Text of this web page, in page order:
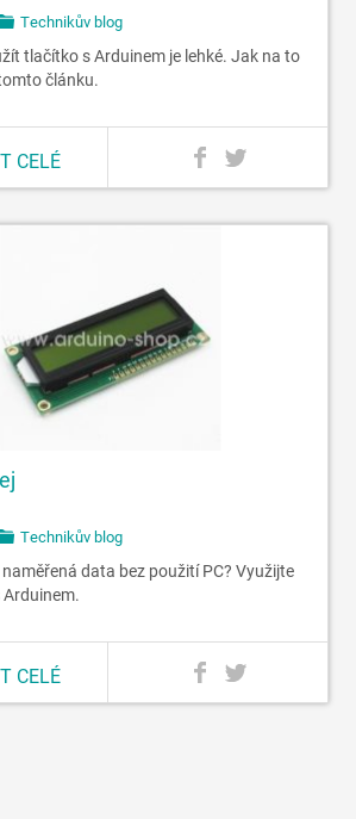
Technikův blog
tlačítko s Arduinem je lehké. Jak na to
článku.
CELÉ
Technikův blog
data bez použití PC? Využijte
Arduinem.
CELÉ